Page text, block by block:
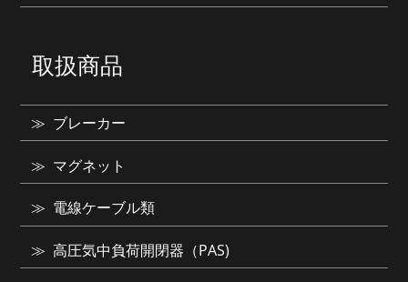
取扱商品
ブレーカー
マグネット
電線ケーブル類
高圧気中負荷開閉器（PAS)